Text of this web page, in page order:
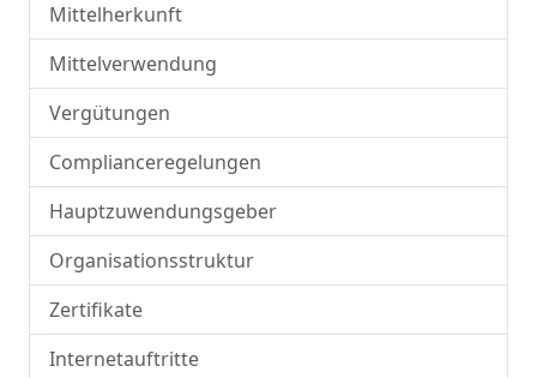
Mittelherkunft
Mittelverwendung
Vergütungen
Complianceregelungen
Hauptzuwendungsgeber
Organisationsstruktur
Zertifikate
Internetauftritte